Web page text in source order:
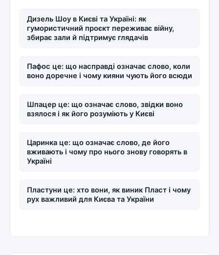
Дизель Шоу в Києві та Україні: як
гумористичний проєкт переживає війну,
збирає зали й підтримує глядачів
Пафос це: що насправді означає слово, коли
воно доречне і чому кияни чують його всюди
Шпацер це: що означає слово, звідки воно
взялося і як його розуміють у Києві
Царинка це: що означає слово, де його
вживають і чому про нього знову говорять в
Україні
Пластуни це: хто вони, як виник Пласт і чому
рух важливий для Києва та України